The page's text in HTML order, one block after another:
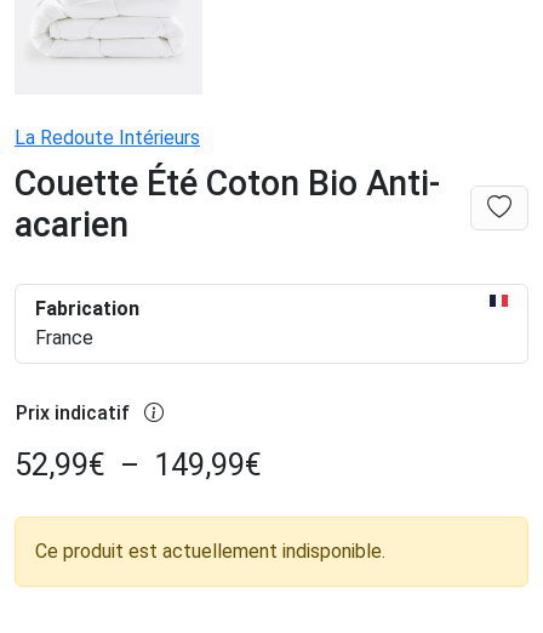
La Redoute Intérieurs
Couette Été Coton Bio Anti-
acarien
Fabrication
France
Prix indicatif
52,99€ – 149,99€
Ce produit est actuellement indisponible.